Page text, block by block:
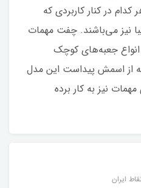
در کنار کاربردی که
نیز می‌باشند. چفت مهمات
جعبه‌های کوچک
از اسمش پیداست این مدل
نیز به کار برده
ایران